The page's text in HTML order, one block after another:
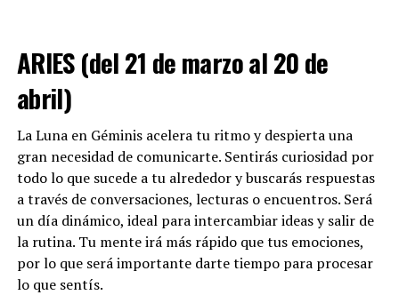
ARIES (del 21 de marzo al 20 de
abril)
La Luna en Géminis acelera tu ritmo y despierta una
gran necesidad de comunicarte. Sentirás curiosidad por
todo lo que sucede a tu alrededor y buscarás respuestas
a través de conversaciones, lecturas o encuentros. Será
un día dinámico, ideal para intercambiar ideas y salir de
la rutina. Tu mente irá más rápido que tus emociones,
por lo que será importante darte tiempo para procesar
lo que sentís.